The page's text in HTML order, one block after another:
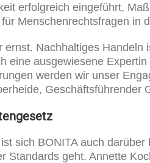
erfolgreich eingeführt,
Menschenrechtsfragen in
Nachhaltiges
eine ausgewiesene
werden wir unser
Geschäfts­führender
sich BONITA auch
geht. Annette